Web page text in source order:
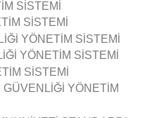
SİSTEMİ
SİSTEMİ
YÖNETİM SİSTEMİ
YÖNETİM SİSTEMİ
SİSTEMİ
GÜVENLİĞİ YÖNETİM